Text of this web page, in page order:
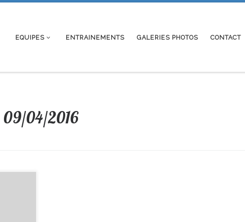
EQUIPES ENTRAINEMENTS GALERIES PHOTOS CONTACT
09/04/2016